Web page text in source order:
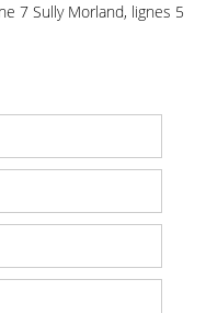
7 Sully Morland, lignes 5